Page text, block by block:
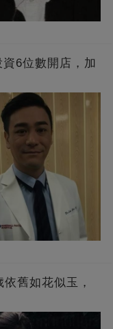
6位數開店，加
舊如花似玉，